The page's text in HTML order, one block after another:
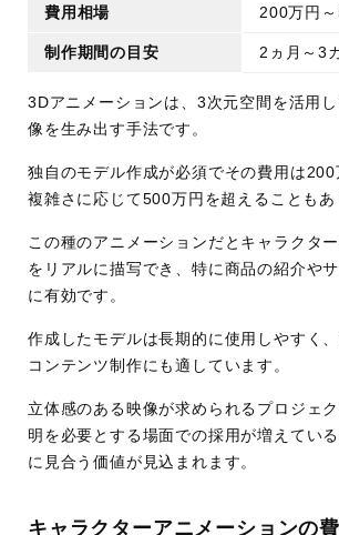
費用相場 200万円
制作期間の目安 2ヵ月～3
3Dアニメーションは、3次元空間を活用
像を生み出す手法です。
独自のモデル作成が必須でその費用は200
複雑さに応じて500万円を超えることもあ
この種のアニメーションだとキャラクタ
をリアルに描写でき、特に商品の紹介や
に有効です。
作成したモデルは長期的に使用しやすく
コンテンツ制作にも適しています。
立体感のある映像が求められるプロジェ
明を必要とする場面での採用が増えてい
に見合う価値が見込まれます。
キャラクターアニメーションの